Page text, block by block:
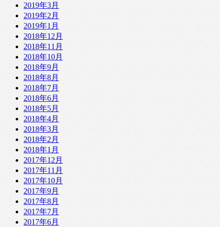
2019年3月
2019年2月
2019年1月
2018年12月
2018年11月
2018年10月
2018年9月
2018年8月
2018年7月
2018年6月
2018年5月
2018年4月
2018年3月
2018年2月
2018年1月
2017年12月
2017年11月
2017年10月
2017年9月
2017年8月
2017年7月
2017年6月